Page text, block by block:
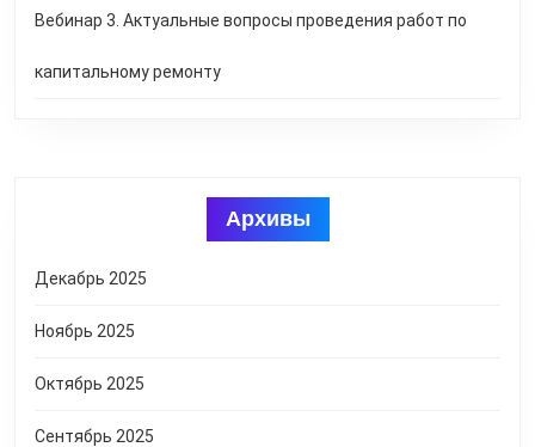
Вебинар 3. Актуальные вопросы проведения работ по
капитальному ремонту
Архивы
Декабрь 2025
Ноябрь 2025
Октябрь 2025
Сентябрь 2025